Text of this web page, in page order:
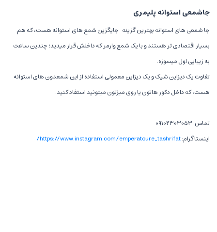
جاشمعی استوانه پلیمری
جا شمعی های استوانه بهترین گزینه جایگزین شمع های استوانه هست، که هم
بسیار اقتصادی تر هستند و با یک شمع وارمر که داخلش قرار میدید؛ چندین ساعت
به زیبایی اول میسوزه.
تفاوت یک دیزاین شیک و یک دیزاین معمولی استفاده از این شمعدون های استوانه
هست، که داخل دکور هاتون یا روی میزتون میتونید استفاد کنید.
تماس: ۰۹۱۰۴۳۰۳۰۵۳
اینستاگرام:https://www.instagram.com/emperatoure_tashrifat/